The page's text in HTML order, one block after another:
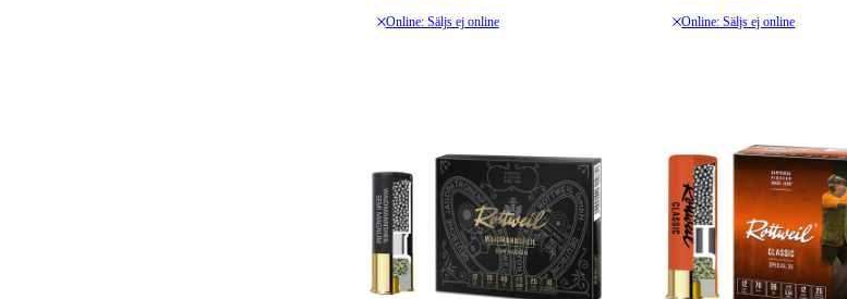
Online: Säljs ej online Online: Säljs ej online